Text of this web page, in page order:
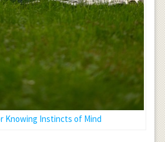
Knowing Instincts of Mind